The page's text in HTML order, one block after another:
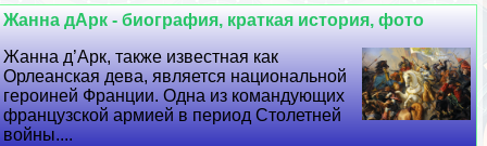
Жанна дАрк - биография, краткая история, фото
Жанна д’Арк, также известная как
Орлеанская дева, является национальной
героиней Франции. Одна из комaндующих
французской армией в период Столетней
войны....